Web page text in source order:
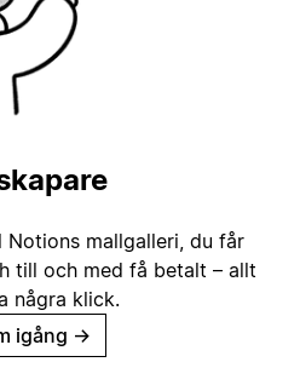
Notions mallgalleri, du får
till och med få betalt – allt
några klick.
igång →